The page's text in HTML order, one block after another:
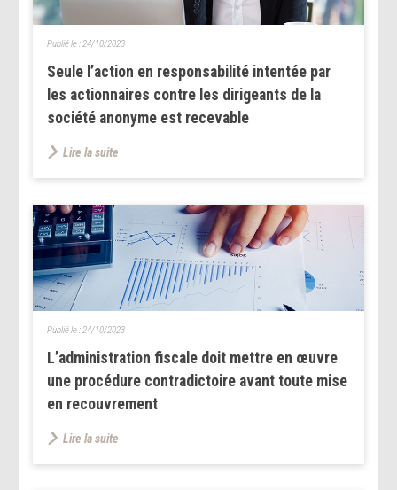
Seule l’action en responsabilité intentée par
les actionnaires contre les dirigeants de la
société anonyme est recevable
Publié le : 24/10/2023
Lire la suite
L’administration fiscale doit mettre en œuvre
une procédure contradictoire avant toute mise
en recouvrement
Publié le : 24/10/2023
Lire la suite